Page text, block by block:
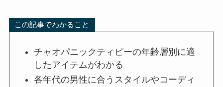
この記事でわかること
チャオパニックティピーの年齢層別に適
したアイテムがわかる
各年代の男性に合うスタイルやコーディ